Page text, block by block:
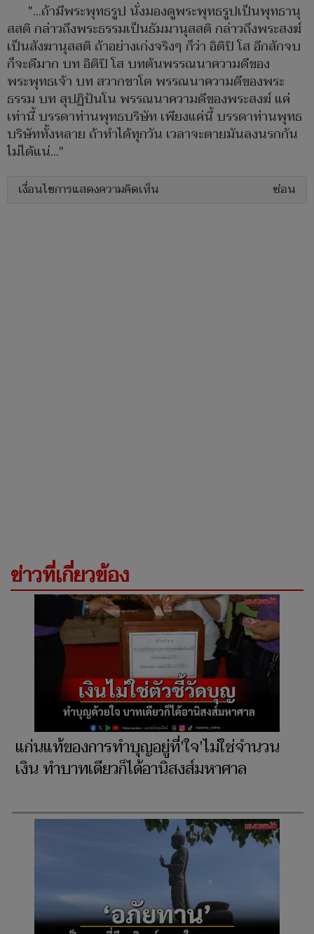
"...ถ้ามีพระพุทธรูป นั่งมองดูพระพุทธรูปเป็นพุทธานุ
สสติ กล่าวถึงพระธรรมเป็นธัมมานุสสติ กล่าวถึงพระสงฆ์
เป็นสังฆานุสสติ ถ้าอย่างเก่งจริงๆ ก็ว่า อิติปิ โส อีกสักจบ
ก็จะดีมาก บท อิติปิ โส บทต้นพรรณนาความดีของ
พระพุทธเจ้า บท สวากขาโต พรรณนาความดีของพระ
ธรรม บท สุปฏิปันโน พรรณนาความดีของพระสงฆ์ แค่
เท่านี้ บรรดาท่านพุทธบริษัท เพียงแค่นี้ บรรดาท่านพุทธ
บริษัททั้งหลาย ถ้าทำได้ทุกวัน เวลาจะตายมันลงนรกกัน
ไม่ได้แน่..."
เงื่อนไขการแสดงความคิดเห็น ซ่อน
ข่าวที่เกี่ยวข้อง
แก่นแท้ของการทำบุญอยู่ที่'ใจ'ไม่ใช่จำนวน
เงิน ทำบาทเดียวก็ได้อานิสงส์มหาศาล